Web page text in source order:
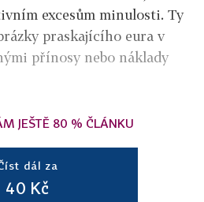
excesům minulosti. Ty
praskajícího eura v
přínosy nebo náklady
JEŠTĚ 80 % ČLÁNKU
dál za
40 Kč